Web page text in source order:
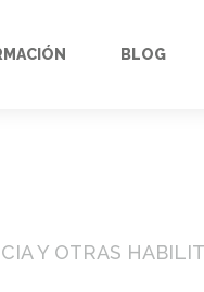
BLOG
Y OTRAS